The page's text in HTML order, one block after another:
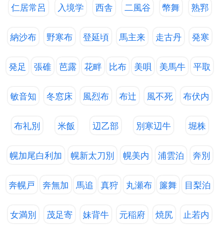
仁居常呂 入境学 西舎 二風谷 幣舞 熟郛
納沙布 野寒布 登延頃 馬主来 走古丹 発寒
発足 張碓 芭露 花畔 比布 美唄 美馬牛 平取
敏音知 冬窓床 風烈布 布辻 風不死 布伏内
布礼別 米飯 辺乙部 別寒辺牛 堀株
幌加尾白利加 幌新太刀別 幌美内 浦雲泊 奔別
奔幌戸 奔無加 馬追 真狩 丸瀬布 簾舞 目梨泊
女満別 茂足寄 妹背牛 元稲府 焼尻 止若内